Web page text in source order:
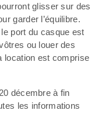
glisser sur des
garder l’équilibre.
port du casque est
ou louer des
location est comprise
décembre à fin
les informations